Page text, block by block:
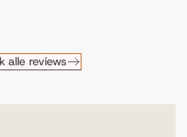
alle reviews